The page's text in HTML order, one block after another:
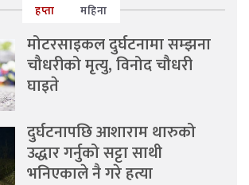
हप्ता महिना
मोटरसाइकल दुर्घटनामा सम्झना
चौधरीको मृत्यु, विनोद चौधरी
घाइते
दुर्घटनापछि आशाराम थारुको
उद्धार गर्नुको सट्टा साथी
भनिएकाले नै गरे हत्या